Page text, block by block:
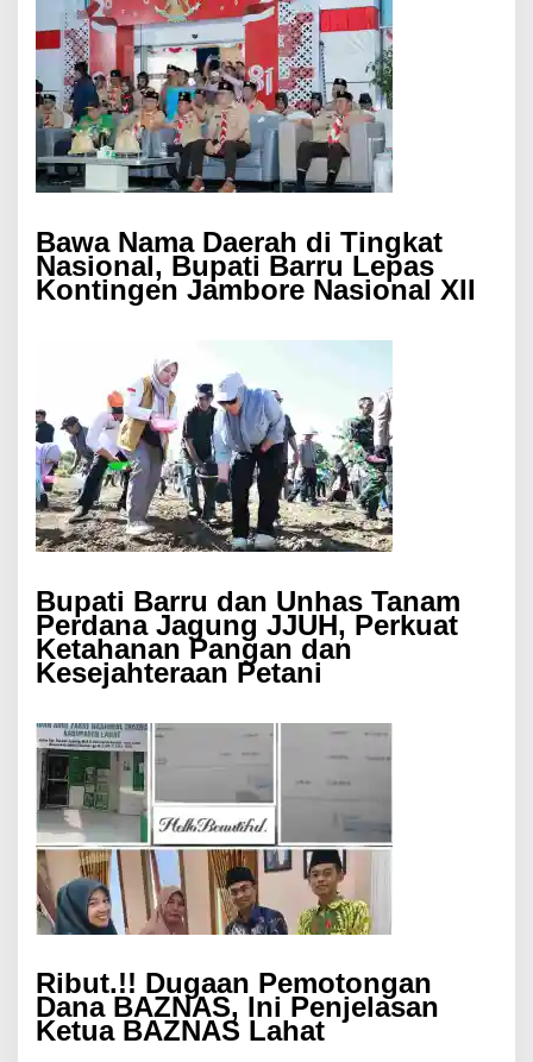
Bawa Nama Daerah di Tingkat
Nasional, Bupati Barru Lepas
Kontingen Jambore Nasional XII
Bupati Barru dan Unhas Tanam
Perdana Jagung JJUH, Perkuat
Ketahanan Pangan dan
Kesejahteraan Petani
Ribut.!! Dugaan Pemotongan
Dana BAZNAS, Ini Penjelasan
Ketua BAZNAS Lahat